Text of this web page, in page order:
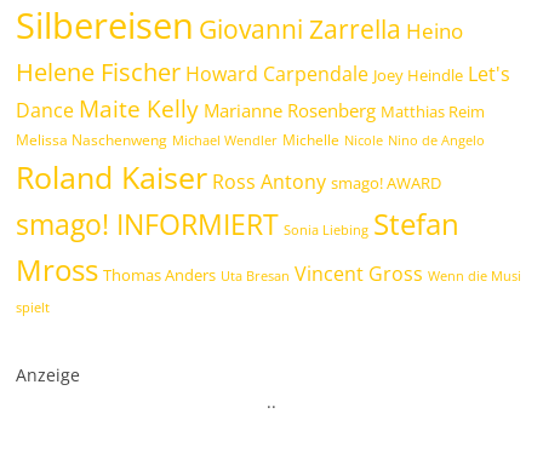
Silbereisen Giovanni Zarrella Heino
Helene Fischer Howard Carpendale Joey Heindle Let's
Dance Maite Kelly Marianne Rosenberg Matthias Reim
Melissa Naschenweng Michael Wendler Michelle Nicole Nino de Angelo
Roland Kaiser Ross Antony smago! AWARD
smago! INFORMIERT Sonia Liebing Stefan
Mross Thomas Anders Uta Bresan Vincent Gross Wenn die Musi
spielt
Anzeige
..